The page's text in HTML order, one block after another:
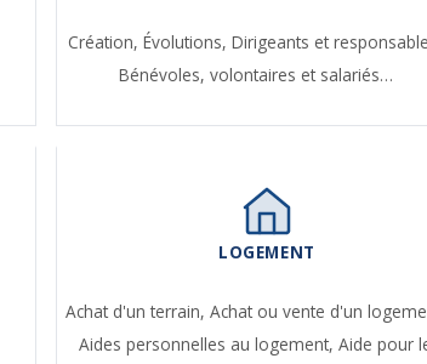
Création,Évolutions,Dirigeants et
Bénévoles, volontaires et salariés…
LOGEMENT
Achat d'un terrain, Achat ou vente d'un
Aides personnelles au logement,Aide pour